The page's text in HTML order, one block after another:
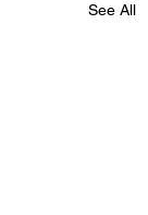
See All